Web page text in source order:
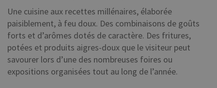
Une cuisine aux recettes millénaires, élaborée
paisiblement, à feu doux. Des combinaisons de goûts
forts et d’arômes dotés de caractère. Des fritures,
potées et produits aigres-doux que le visiteur peut
savourer lors d’une des nombreuses foires ou
expositions organisées tout au long de l’année.